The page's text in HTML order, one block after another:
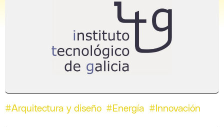
#Arquitectura y diseño #Energía #Innovación